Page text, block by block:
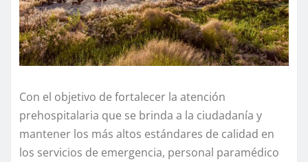
Con el objetivo de fortalecer la atención
prehospitalaria que se brinda a la ciudadanía y
mantener los más altos estándares de calidad en
los servicios de emergencia, personal paramédico